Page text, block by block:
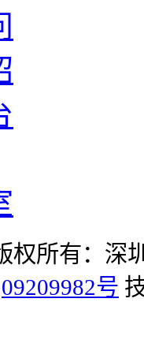
权所有：
09209982号